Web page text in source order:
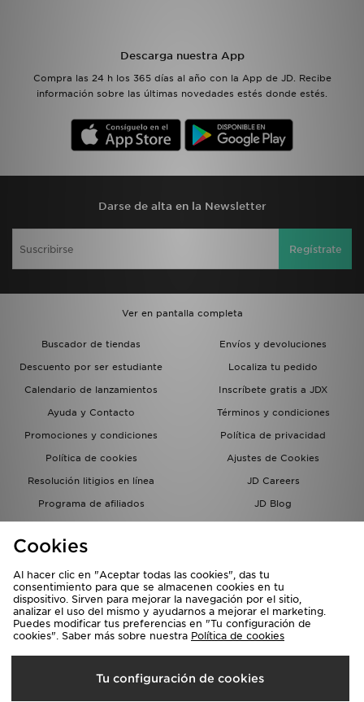
Descarga nuestra App
Compra las 24 h los 365 días al año con la App de JD. Recibe
información sobre las últimas novedades estés donde estés.
Darse de alta en la Newsletter
Regístrate
Ver en pantalla completa
Buscador de tiendas
Envíos y devoluciones
Descuento por ser estudiante
Localiza tu pedido
Calendario de lanzamientos
Inscríbete gratis a JDX
Ayuda y Contacto
Términos y condiciones
Promociones y condiciones
Política de privacidad
Política de cookies
Ajustes de Cookies
Resolución litigios en línea
JD Careers
Programa de afiliados
JD Blog
del grupo JD - Whistleblowing
Selecciona País
España
Cookies
Al hacer clic en "Aceptar todas las cookies", das tu
consentimiento para que se almacenen cookies en tu
dispositivo. Sirven para mejorar la navegación por el sitio,
analizar el uso del mismo y ayudarnos a mejorar el marketing.
Puedes modificar tus preferencias en "Tu configuración de
cookies". Saber más sobre nuestra Política de cookies
Tu configuración de cookies